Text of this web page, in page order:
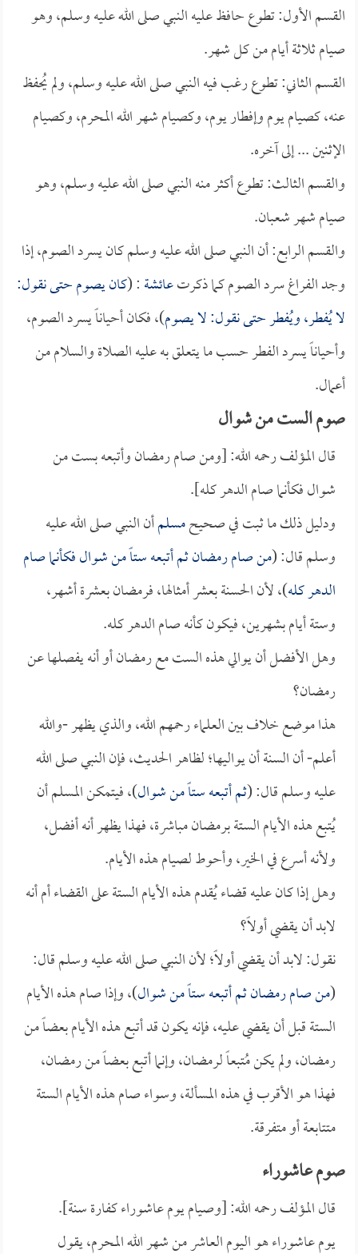
القسم الأول: تطوع حافظ عليه النبي صلى الله عليه وسلم، وهو
صيام ثلاثة أيام من كل شهر.
القسم الثاني: تطوع رغب فيه النبي صلى الله عليه وسلم، ولم يُحفظ
عنه، كصيام يوم وإفطار يوم، وكصيام شهر الله المحرم، وكصيام
الإثنين ... إلى آخره.
والقسم الثالث: تطوع أكثر منه النبي صلى الله عليه وسلم، وهو
صيام شهر شعبان.
والقسم الرابع: أن النبي صلى الله عليه وسلم كان يسرد الصوم، إذا
وجد الفراغ سرد الصوم كما ذكرتعائشة: (كان يصوم حتى نقول:
لا يُفطر، ويُفطر حتى نقول: لا يصوم)، فكان أحياناً يسرد الصوم،
وأحياناً يسرد الفطر حسب ما يتعلق به عليه الصلاة والسلام من
أعمال.
صوم الست من شوال
قال المؤلف رحمه الله: [ومن صام رمضان وأتبعه بست من
شوال فكأنما صام الدهر كله].
ودليل ذلك ما ثبت في صحيحمسلمأن النبي صلى الله عليه
وسلم قال: (من صام رمضان ثم أتبعه ستاً من شوال فكأنما صام
الدهر كله)، لأن الحسنة بعشر أمثالها، فرمضان بعشرة أشهر،
وستة أيام بشهرين، فيكون كأنه صام الدهر كله.
وهل الأفضل أن يوالي هذه الست مع رمضان أو أنه يفصلها عن
رمضان؟
هذا موضع خلاف بين العلماء رحمهم الله، والذي يظهر -والله
أعلم- أن السنة أن يواليها؛ لظاهر الحديث، فإن النبي صلى الله
عليه وسلم قال: (ثم أتبعه ستاً من شوال)، فيتمكن المسلم أن
يُتبع هذه الأيام الستة برمضان مباشرة، فهذا يظهر أنه أفضل،
ولأنه أسرع في الخير، وأحوط لصيام هذه الأيام.
وهل إذا كان عليه قضاء يُقدم هذه الأيام الستة على القضاء أم أنه
لابد أن يقضي أولاً؟
نقول: لابد أن يقضي أولاً؛ لأن النبي صلى الله عليه وسلم قال:
(من صام رمضان ثم أتبعه ستاً من شوال)، وإذا صام هذه الأيام
الستة قبل أن يقضي عليه، فإنه يكون قد أتبع هذه الأيام بعضاً من
رمضان، ولم يكن مُتبعاً لرمضان، وإنما أتبع بعضاً من رمضان،
فهذا هو الأقرب في هذه المسألة، وسواء صام هذه الأيام الستة
متتابعة أو متفرقة.
صوم عاشوراء
قال المؤلف رحمه الله: [وصيام يوم عاشوراء كفارة سنة].
يوم عاشوراء هو اليوم العاشر من شهر الله المحرم، يقول